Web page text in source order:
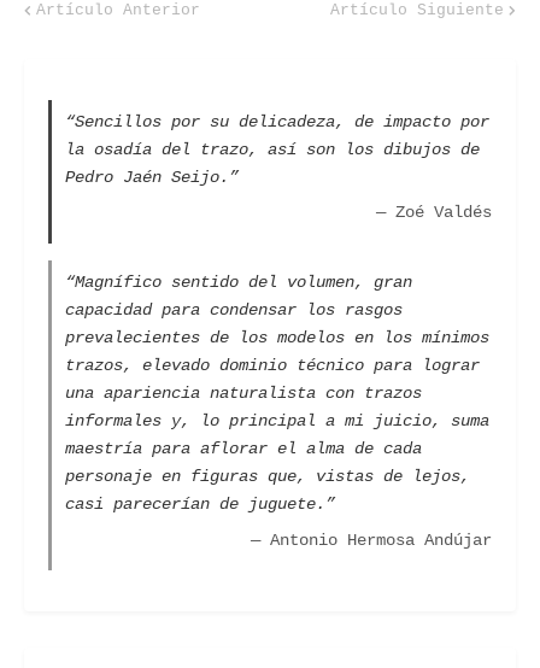
Artículo Anterior Artículo Siguiente
“Sencillos por su delicadeza, de impacto por
la osadía del trazo, así son los dibujos de
Pedro Jaén Seijo.”
— Zoé Valdés
“Magnífico sentido del volumen, gran
capacidad para condensar los rasgos
prevalecientes de los modelos en los mínimos
trazos, elevado dominio técnico para lograr
una apariencia naturalista con trazos
informales y, lo principal a mi juicio, suma
maestría para aflorar el alma de cada
personaje en figuras que, vistas de lejos,
casi parecerían de juguete.”
— Antonio Hermosa Andújar